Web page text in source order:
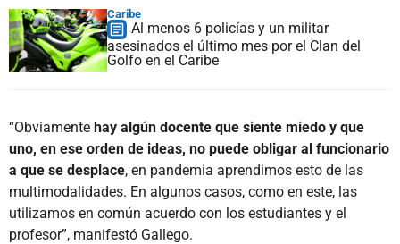
Caribe
Al menos 6 policías y un militar
asesinados el último mes por el Clan del
Golfo en el Caribe
“Obviamente hay algún docente que siente miedo y que
uno, en ese orden de ideas, no puede obligar al funcionario
a que se desplace, en pandemia aprendimos esto de las
multimodalidades. En algunos casos, como en este, las
utilizamos en común acuerdo con los estudiantes y el
profesor”, manifestó Gallego.